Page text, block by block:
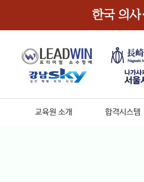
교육원 소개 합격시스템